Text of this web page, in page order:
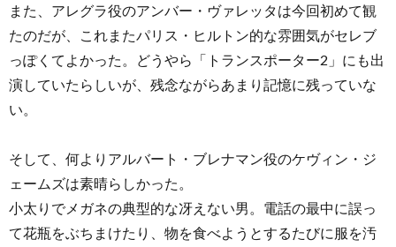
また、アレグラ役のアンバー・ヴァレッタは今回初めて観
たのだが、これまたパリス・ヒルトン的な雰囲気がセレブ
っぽくてよかった。どうやら「トランスポーター2」にも出
演していたらしいが、残念ながらあまり記憶に残っていな
い。
そして、何よりアルバート・ブレナマン役のケヴィン・ジ
ェームズは素晴らしかった。
小太りでメガネの典型的な冴えない男。電話の最中に誤っ
て花瓶をぶちまけたり、物を食べようとするたびに服を汚